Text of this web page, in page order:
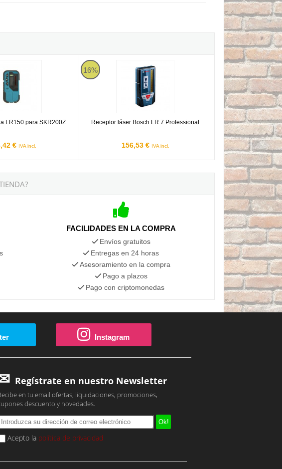
LR150 para SKR200Z
€ IVA incl.
para SKR200Z
16%
Receptor láser Bosch LR 7 Professional
156,53 € IVA incl.
Receptor láser Bosch LR 7 Professional
FACILIDADES EN LA COMPRA
Envíos gratuitos
Entregas en 24 horas
Asesoramiento en la compra
Pago a plazos
Pago con criptomonedas
Instagram
Regístrate en nuestro Newsletter
en tu email ofertas, liquidaciones, promociones,
descuento y novedades.
Acepto la política de privacidad